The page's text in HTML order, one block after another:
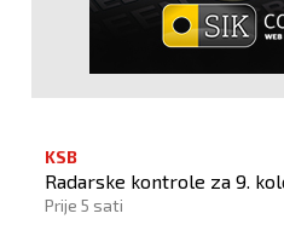
KSB
Radarske kontrole za 9.
Prije 5 sati